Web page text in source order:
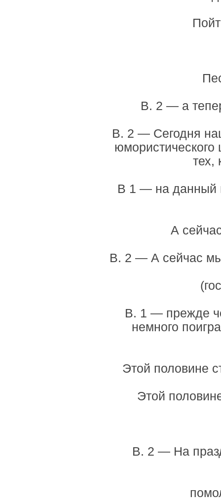
В. 2 — а
В. 2 — Сегодня
тех,
В 1 — на данный
А
В. 2 — А сейчас
В. 1 — прежде
немного
Этой половине
Этой
В. 2 — На